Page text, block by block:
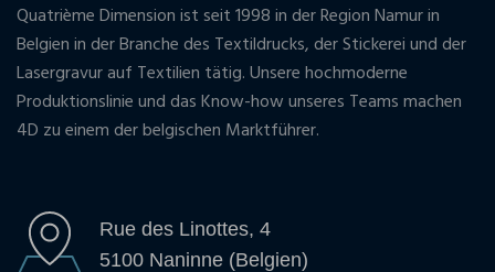
Quatrième Dimension ist seit 1998 in der Region Namur in
Belgien in der Branche des Textildrucks, der Stickerei und der
Lasergravur auf Textilien tätig. Unsere hochmoderne
Produktionslinie und das Know-how unseres Teams machen
4D zu einem der belgischen Marktführer.
Rue des Linottes, 4
5100 Naninne (Belgien)